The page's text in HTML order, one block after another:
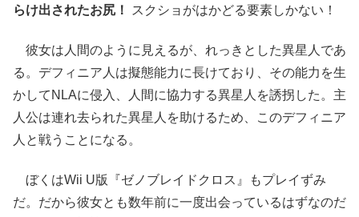
らけ出されたお尻！ スクショがはかどる要素しかない！
彼女は人間のように見えるが、れっきとした異星人であ
る。デフィニア人は擬態能力に長けており、その能力を生
かしてNLAに侵入、人間に協力する異星人を誘拐した。主
人公は連れ去られた異星人を助けるため、このデフィニア
人と戦うことになる。
ぼくはWii U版『ゼノブレイドクロス』もプレイずみ
だ。だから彼女とも数年前に一度出会っているはずなのだ